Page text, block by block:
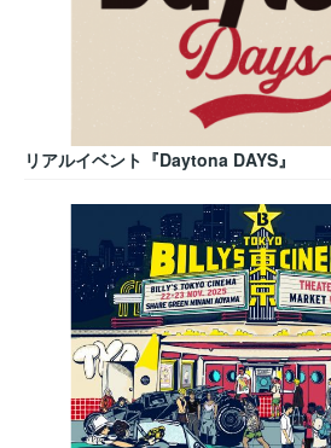
リアルイベント『Daytona DAYS』